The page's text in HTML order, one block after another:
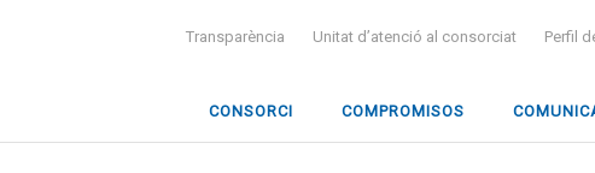
Transparència Unitat d’atenció al consorciat Perfil
CONSORCI COMPROMISOS